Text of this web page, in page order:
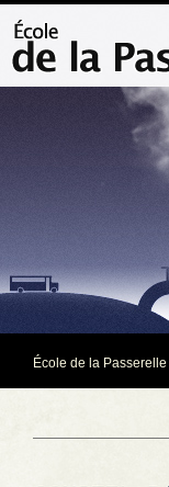
École de la Passerelle